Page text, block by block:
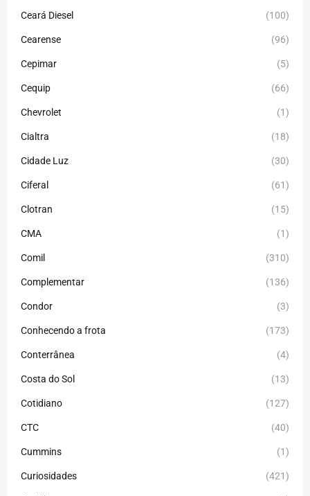
Ceará Diesel (100)
Cearense (96)
Cepimar (5)
Cequip (66)
Chevrolet (1)
Cialtra (18)
Cidade Luz (30)
Ciferal (61)
Clotran (15)
CMA (1)
Comil (310)
Complementar (136)
Condor (3)
Conhecendo a frota (173)
Conterrânea (4)
Costa do Sol (13)
Cotidiano (127)
CTC (40)
Cummins (1)
Curiosidades (421)